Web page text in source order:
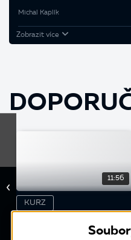
Michal Kaplík
Zobrazit více
11:56
KURZ
pohledávek závazků a